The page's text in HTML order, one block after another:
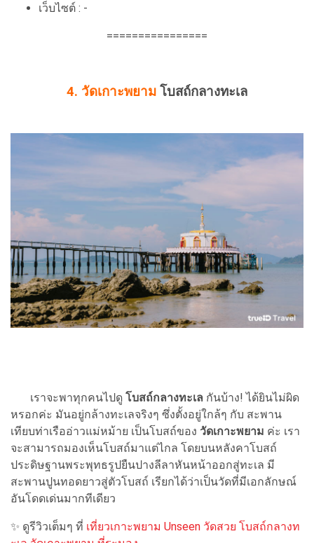
เว็บไซต์ : -
================
4. วัดเกาะพยาม โบสถ์กลางทะเล
เราจะพาทุกคนไปดู โบสถ์กลางทะเล กันบ้าง! ได้ยินไม่ผิด
หรอกค่ะ มันอยู่กล้างทะเลจริงๆ ซึ่งตั้งอยู่ใกล้ๆ กับ สะพาน
เทียบท่าเรืออ่าวแม่หม้าย เป็นโบสถ์ของ วัดเกาะพยาม ค่ะ เรา
จะสามารถมองเห็นโบสถ์มาแต่ไกล โดยบนหลังคาโบสถ์
ประดิษฐานพระพุทธรูปยืนปางลีลาหันหน้าออกสู่ทะเล มี
สะพานปูนทอดยาวสู่ตัวโบสถ์ เรียกได้ว่าเป็นวัดที่มีเอกลักษณ์
อันโดดเด่นมากทีเดียว
✨ ดูรีวิวเต็มๆ ที่ เที่ยวเกาะพยาม Unseen วัดสวย โบสถ์กลางท